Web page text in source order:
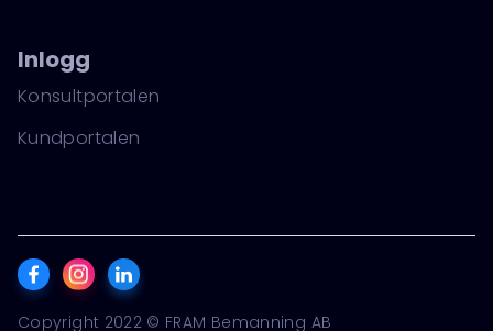
Inlogg
Konsultportalen
Kundportalen
Copyright 2022 © FRAM Bemanning AB